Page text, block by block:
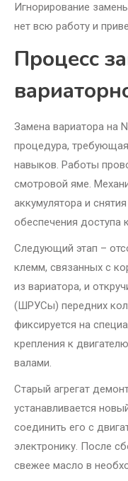
Игнорирование
нет всю работу и
Процесс
Замена вариатора на
процедура,
навыков. Работы
смотровой яме.
аккумулятора и
обеспечения доступа
Следующий этап –
клемм, связанных с
из вариатора, и
(ШРУСы) передних
фиксируется на
крепления к
валами.
Старый агрегат
устанавливается
соединить его с
электронику. После
свежее масло в